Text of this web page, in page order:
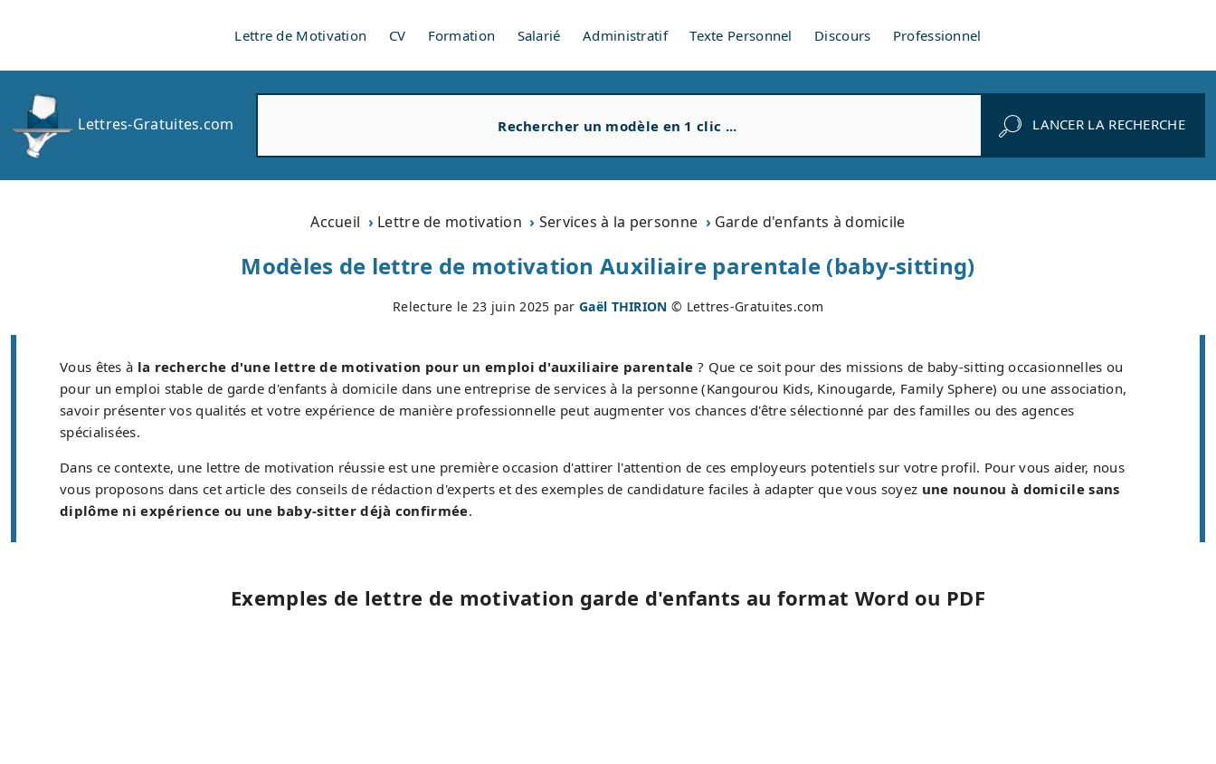
Lettre de Motivation CV Formation Salarié Administratif Texte Personnel Discours Professionnel
Lettres-Gratuites.com
h
e
LANCER LA RECHERCHE
Accueil Lettre de motivation Services à la personne Garde d'enfants à domicile
Modèles de lettre de motivation Auxiliaire parentale (baby-sitting)
Relecture le 23 juin 2025 parGaël THIRION © Lettres-Gratuites.com
Vous êtes à la recherche d'une lettre de motivation pour un emploi d'auxiliaire parentale ? Que ce soit pour des missions de baby-sitting occasionnelles ou
pour un emploi stable de garde d'enfants à domicile dans une entreprise de services à la personne (Kangourou Kids, Kinougarde, Family Sphere) ou une association,
savoir présenter vos qualités et votre expérience de manière professionnelle peut augmenter vos chances d'être sélectionné par des familles ou des agences
spécialisées.
Dans ce contexte, une lettre de motivation réussie est une première occasion d'attirer l'attention de ces employeurs potentiels sur votre profil. Pour vous aider, nous
vous proposons dans cet article des conseils de rédaction d'experts et des exemples de candidature faciles à adapter que vous soyez une nounou à domicile sans
diplôme ni expérience ou une baby-sitter déjà confirmée.
Exemples de lettre de motivation garde d'enfants au format Word ou PDF